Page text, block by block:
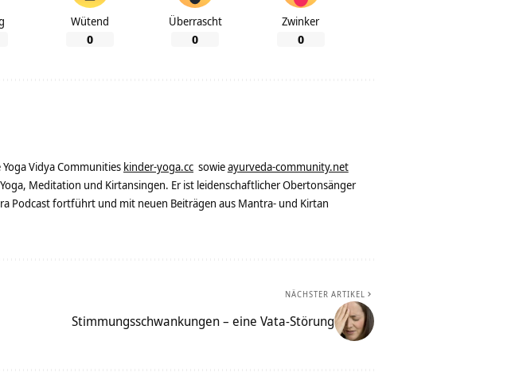
Wütend
0
Überrascht
0
Zwinker
0
Vidya Communities kinder-yoga.cc sowieayurveda-community.net
Meditation und Kirtansingen. Er ist leidenschaftlicher Obertonsänger
Podcast fortführt und mit neuen Beiträgen aus Mantra- und Kirtan
NÄCHSTER ARTIKEL
Stimmungsschwankungen – eine Vata-Störung